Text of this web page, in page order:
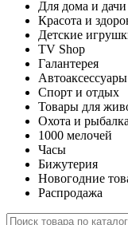
Для дома и дачи
Красота и
Детские
TV Shop
Галантерея
Автоаксессуары
Спорт и отдых
Товары для
Охота и рыбалка
1000 мелочей
Часы
Бижутерия
Новогодние
Распродажа